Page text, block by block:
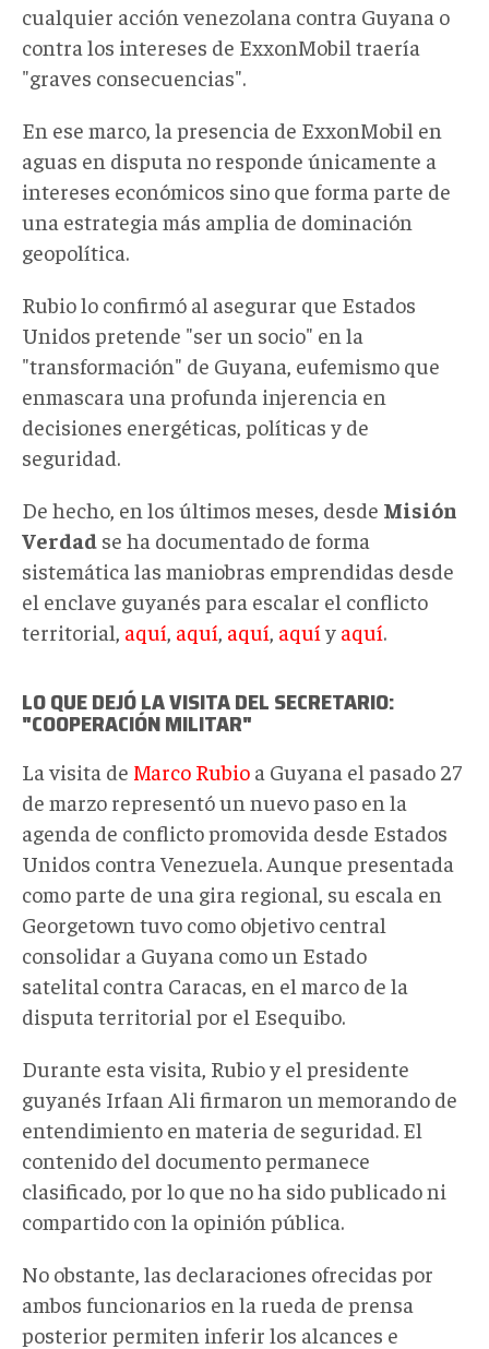
cualquier acción venezolana contra Guyana o
contra los intereses de ExxonMobil traería
"graves consecuencias".
En ese marco, la presencia de ExxonMobil en
aguas en disputa no responde únicamente a
intereses económicos sino que forma parte de
una estrategia más amplia de dominación
geopolítica.
Rubio lo confirmó al asegurar que Estados
Unidos pretende "ser un socio" en la
"transformación" de Guyana, eufemismo que
enmascara una profunda injerencia en
decisiones energéticas, políticas y de
seguridad.
De hecho, en los últimos meses, desde Misión
Verdad se ha documentado de forma
sistemática las maniobras emprendidas desde
el enclave guyanés para escalar el conflicto
territorial, aquí aquí aquí aquí y aquí.
LO QUE DEJÓ LA VISITA DEL SECRETARIO:
"COOPERACIÓN MILITAR"
La visita de Marco Rubio a Guyana el pasado 27
de marzo representó un nuevo paso en la
agenda de conflicto promovida desde Estados
Unidos contra Venezuela. Aunque presentada
como parte de una gira regional, su escala en
Georgetown tuvo como objetivo central
consolidar a Guyana comoun Estado
satelital contra Caracas, en el marco de la
disputa territorial por el Esequibo.
Durante esta visita, Rubio y el presidente
guyanés Irfaan Ali firmaron un memorando de
entendimiento en materia de seguridad. El
contenido del documento permanece
clasificado, por lo que no ha sido publicado ni
compartido con la opinión pública.
No obstante, las declaraciones ofrecidas por
ambos funcionarios en la rueda de prensa
posterior permiten inferir los alcances e